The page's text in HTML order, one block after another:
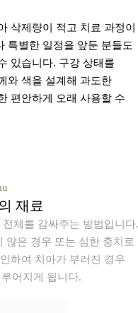
삭제량이 적고 치료 과정이
특별한 일정을 앞둔 분들도
있습니다. 구강 상태를
와 색을 설계해 과도한
편안하게 오래 사용할 수
재료
체를 감싸주는 방법입니다.
않은 경우 또는 심한 충치로
하여 치아가 부러진 경우
어지게 됩니다.